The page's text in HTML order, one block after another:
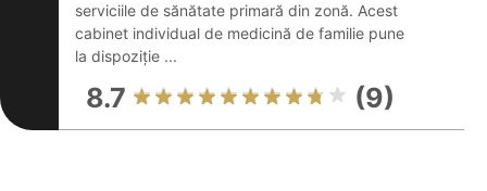
serviciile de sănătate primară din zonă. Acest
cabinet individual de medicină de familie pune
la dispoziție ...
8.7 (9)